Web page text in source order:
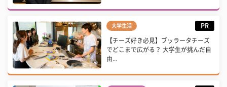
大学生活 PR
【チーズ好き必見】ブッラータチーズ
でどこまで広がる？ 大学生が挑んだ自
由...